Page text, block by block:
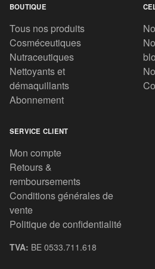
BOUTIQUE
Tous nos produits
Cosméceutiques
Nutraceutiques
Nettoyants et
démaquillants
Abonnement
SERVICE CLIENT
Mon compte
Retours &
remboursements
Conditions générales de
vente
Politique de confidentialité
TVA: BE 0533.711.618